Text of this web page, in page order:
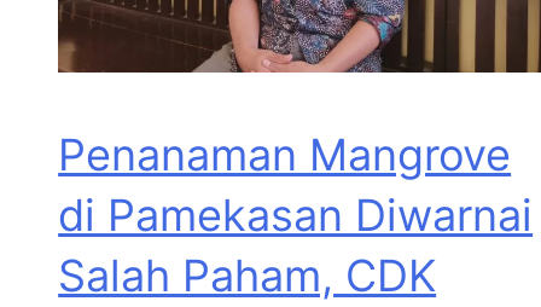
Penanaman Mangrove
di Pamekasan Diwarnai
Salah Paham, CDK